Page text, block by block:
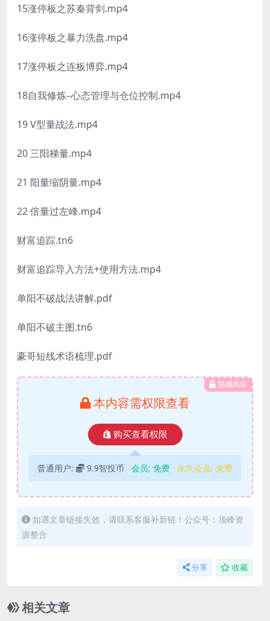
15涨停板之苏秦背剑.mp4
16涨停板之暴力洗盘.mp4
17涨停板之连板博弈.mp4
18自我修炼–心态管理与仓位控制.mp4
19 V型量战法.mp4
20 三阳梯量.mp4
21 阳量缩阴量.mp4
22 倍量过左峰.mp4
财富追踪.tn6
财富追踪导入方法+使用方法.mp4
单阳不破战法讲解.pdf
单阳不破主图.tn6
豪哥短线术语梳理.pdf
隐藏内容
本内容需权限查看
购买查看权限
普通用户: 9.9智投币 会员: 免费 永久会员: 免费
如遇文章链接失效，请联系客服补新链！公众号：顶峰资
源整合
分享 收藏
相关文章